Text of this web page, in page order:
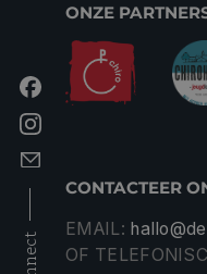
ONZE
CONTACTEER
EMAIL:
OF